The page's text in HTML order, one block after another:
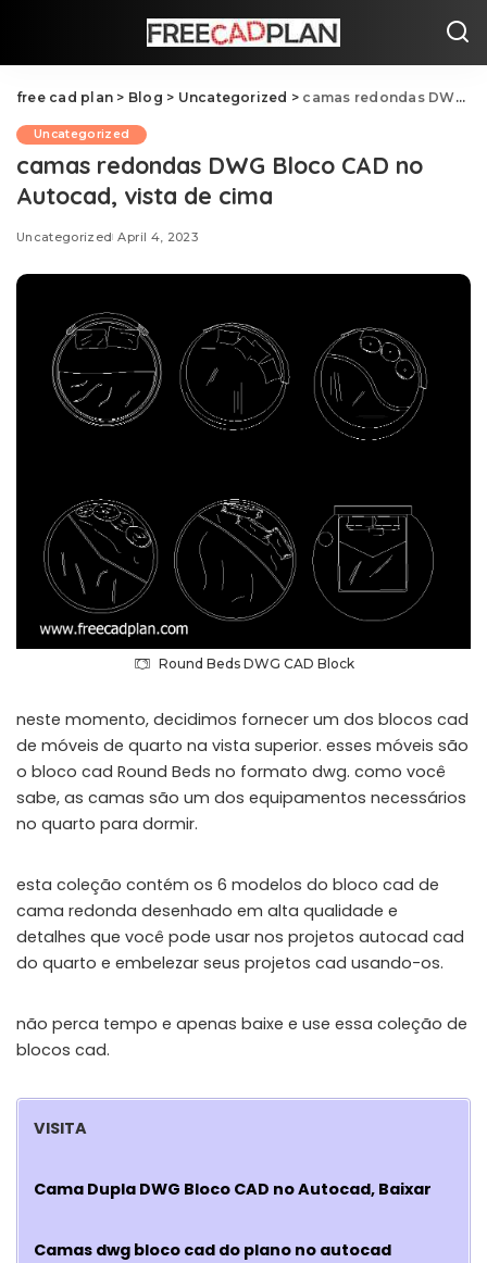
free cad plan > Blog > Uncategorized > camas redondas DWG Bloco CAD no Autocad, vista de cima
Uncategorized
camas redondas DWG Bloco CAD no
Autocad, vista de cima
Uncategorized April 4, 2023
Round Beds DWG CAD Block
neste momento, decidimos fornecer um dos blocos cad
de móveis de quarto na vista superior. esses móveis são
o bloco cad Round Beds no formato dwg. como você
sabe, as camas são um dos equipamentos necessários
no quarto para dormir.
esta coleção contém os 6 modelos do bloco cad de
cama redonda desenhado em alta qualidade e
detalhes que você pode usar nos projetos autocad cad
do quarto e embelezar seus projetos cad usando-os.
não perca tempo e apenas baixe e use essa coleção de
blocos cad.
VISITA
Cama Dupla DWG Bloco CAD no Autocad, Baixar
Camas dwg bloco cad do plano no autocad